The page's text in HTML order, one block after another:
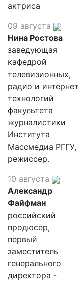
актриса
09 августа
Нина Ростова
заведующая
кафедрой
телевизионных,
радио и интернет
технологий
факультета
журналистики
Института
Массмедиа РГГУ,
режиссер.
10 августа
Александр
Файфман
российский
продюсер,
первый
заместитель
генерального
директора -